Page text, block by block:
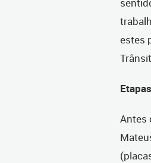
estes
Antes